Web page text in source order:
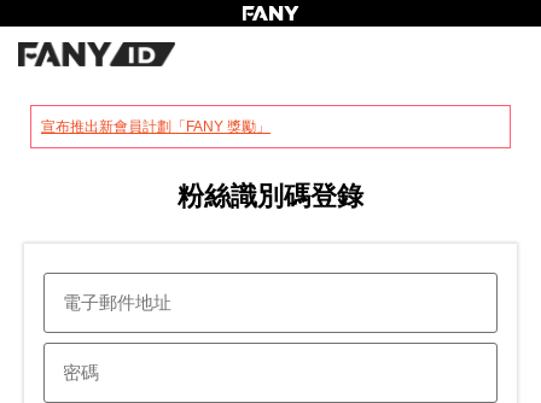
宣布推出新會員計劃「FANY 獎勵」
粉絲識別碼登錄